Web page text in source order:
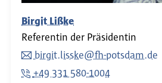
Birgit Lißke
Referentin der Präsidentin
birgit.lisske@fh-potsdam.de
+49 331 580-1004